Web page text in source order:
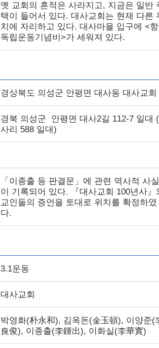
옛 교회의 흔적은 사라지고, 지금은 일반
택이 들어서 있다. 대사교회는 현재 다른
치에 자리하고 있다. 대사마을 입구에 <
독립운동기념비>가 세워져 있다.
경상북도 의성군 안평면 대사동 대사교회
경북 의성군 안평면 대사2길 112-7 일대
사리 588 일대)
「이종출 등 판결문」에 관련 역사적 사실
이 기록되어 있다. 『대사교회 100년사』
교인들의 증언을 토대로 위치를 확정하였
다.
3.1운동
대사교회
박영화(朴永和), 김옥돈(金玉頓), 이양준(
良俊), 이종출(李鍾出), 이화실(李華實)